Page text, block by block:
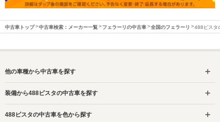
中古車トップ 中古車検索：メーカー一覧 フェラーリの中古車 全国のフェラーリ 488ピスタ
他の車種から中古車を探す
装備から488ピスタの中古車を探す
488ピスタの中古車を色から探す